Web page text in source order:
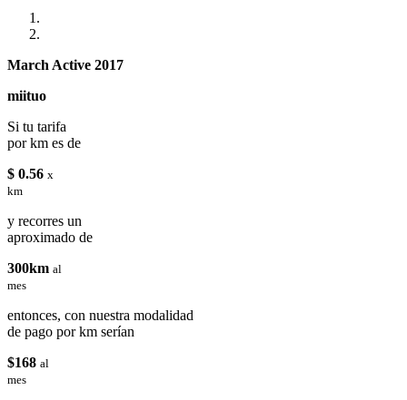
March Active 2017
miituo
Si tu tarifa
por km es de
$ 0.56 x
km
y recorres un
aproximado de
300km al
mes
entonces, con nuestra modalidad
de pago por km serían
$168 al
mes